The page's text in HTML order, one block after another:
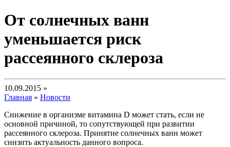
От солнечных ванн
уменьшается риск
рассеянного склероза
10.09.2015 »
Главная » Новости
Снижение в организме витамина D может стать, если не
основной причиной, то сопутствующей при развитии
рассеянного склероза. Принятие солнечных ванн может
снизить актуальность данного вопроса.